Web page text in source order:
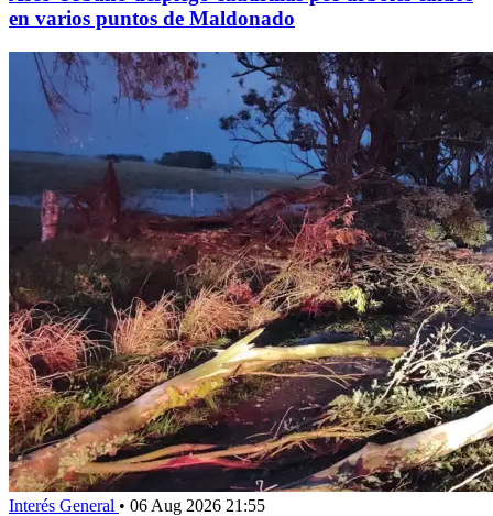
en varios puntos de Maldonado
Interés General • 06 Aug 2026 21:55